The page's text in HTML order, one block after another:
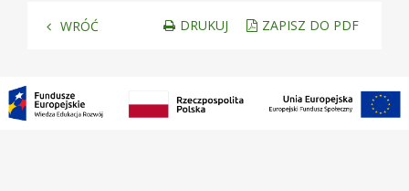
WRÓĆ DRUKUJ ZAPISZ DO PDF